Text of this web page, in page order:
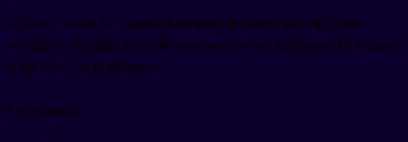
Usamos "going to" cuando hablamos de planes que ya hemos
pensado y decidido antes del momento en que hablamos. Ya tomaste
la decisión, ya lo pensaste.
Por ejemplo: